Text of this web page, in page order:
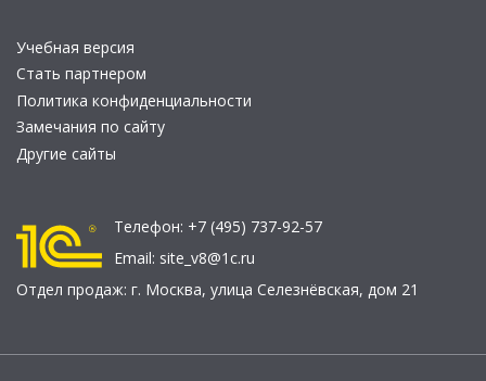
Учебная версия
Стать партнером
Политика конфиденциальности
Замечания по сайту
Другие сайты
Телефон: +7 (495) 737-92-57
Email: site_v8@1c.ru
Отдел продаж: г. Москва, улица Селезнёвская, дом 21